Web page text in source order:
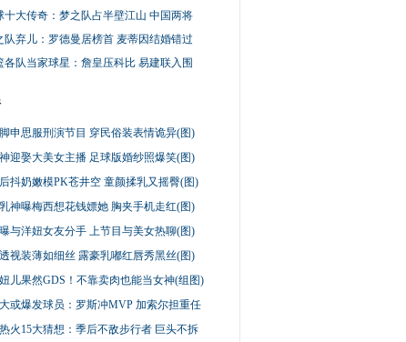
十大传奇：梦之队占半壁江山 中国两将
队弃儿：罗德曼居榜首 麦蒂因结婚错过
各队当家球星：詹皇压科比 易建联入围
申思服刑演节目 穿民俗装表情诡异(图)
迎娶大美女主播 足球版婚纱照爆笑(图)
抖奶嫩模PK苍井空 童颜揉乳又摇臀(图)
神曝梅西想花钱嫖她 胸夹手机走红(图)
与洋妞女友分手 上节目与美女热聊(图)
视装薄如细丝 露豪乳嘟红唇秀黑丝(图)
儿果然GDS！不靠卖肉也能当女神(组图)
或爆发球员：罗斯冲MVP 加索尔担重任
火15大猜想：季后不敌步行者 巨头不拆